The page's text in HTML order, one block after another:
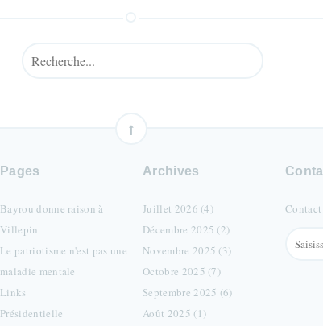
Pages
Bayrou donne raison à
Villepin
Le patriotisme n'est pas une
maladie mentale
Links
Présidentielle
Archives
Juillet 2026 (4)
Décembre 2025 (2)
Novembre 2025 (3)
Octobre 2025 (7)
Septembre 2025 (6)
Août 2025 (1)
Contact